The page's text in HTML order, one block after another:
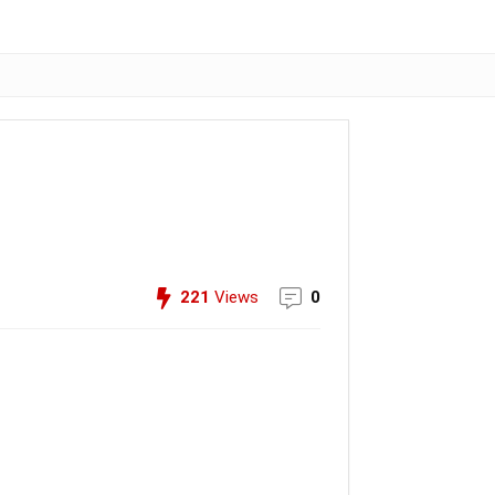
221 Views 0